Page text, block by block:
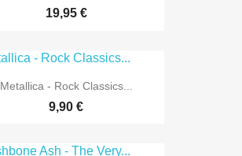
19,95 €
Metallica - Rock Classics...
9,90 €